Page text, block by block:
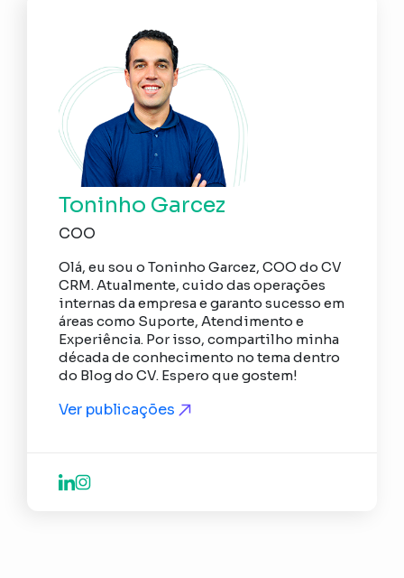
Toninho Garcez
COO
Olá, eu sou o Toninho Garcez, COO do CV
CRM. Atualmente, cuido das operações
internas da empresa e garanto sucesso em
áreas como Suporte, Atendimento e
Experiência. Por isso, compartilho minha
década de conhecimento no tema dentro
do Blog do CV. Espero que gostem!
Ver publicações